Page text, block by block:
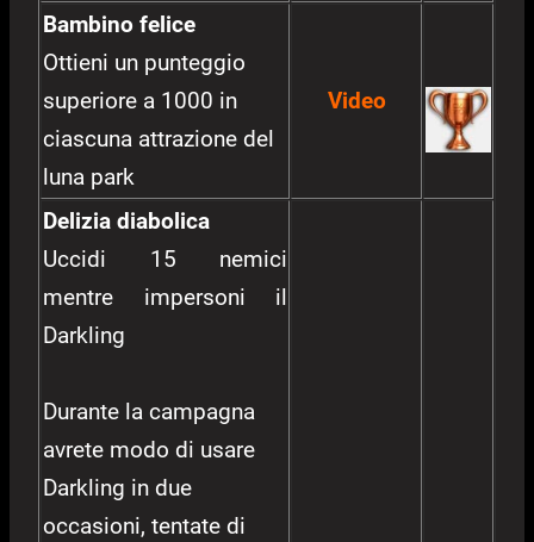
Bambino felice
Ottieni un punteggio
superiore a 1000 in
ciascuna attrazione del
luna park
Video
Delizia diabolica
Uccidi 15 nemici
mentre impersoni il
Darkling
Durante la campagna
avrete modo di usare
Darkling in due
occasioni, tentate di